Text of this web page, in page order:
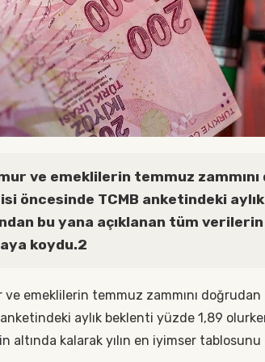
ve emeklilerin temmuz
öncesinde TCMB anketindeki
bu yana açıklanan tüm
koydu.2
ve emeklilerin temmuz zammını
aylık beklenti yüzde 1,89
altında kalarak yılın en iyimser